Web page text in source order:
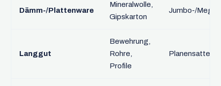
Dämm-/Plattenware
Mineralwolle,
Gipskarton
Jumbo-/
Langgut
Bewehrung,
Rohre,
Profile
Planensattel /